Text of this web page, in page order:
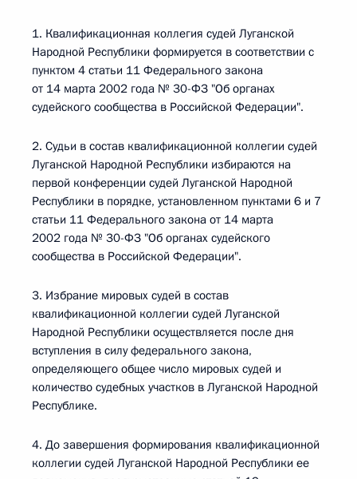
1. Квалификационная коллегия судей Луганской
Народной Республики формируется в соответствии с
пунктом 4 статьи 11 Федерального закона
от 14 марта 2002 года № 30-ФЗ "Об органах
судейского сообщества в Российской Федерации".
2. Судьи в состав квалификационной коллегии судей
Луганской Народной Республики избираются на
первой конференции судей Луганской Народной
Республики в порядке, установленном пунктами 6 и 7
статьи 11 Федерального закона от 14 марта
2002 года № 30-ФЗ "Об органах судейского
сообщества в Российской Федерации".
3. Избрание мировых судей в состав
квалификационной коллегии судей Луганской
Народной Республики осуществляется после дня
вступления в силу федерального закона,
определяющего общее число мировых судей и
количество судебных участков в Луганской Народной
Республике.
4. До завершения формирования квалификационной
коллегии судей Луганской Народной Республики ее